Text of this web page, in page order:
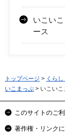
いこい
ース
トップページ > くら
いこまっぷ > いこい
このサイトのご
著作権・リンク